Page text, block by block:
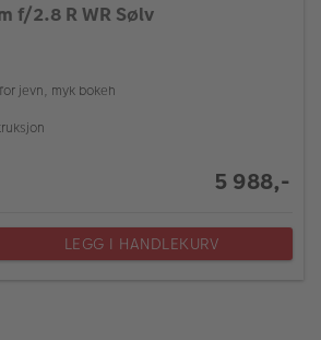
f/2.8 R WR Sølv
jevn, myk bokeh
5 988,-
LEGG I HANDLEKURV